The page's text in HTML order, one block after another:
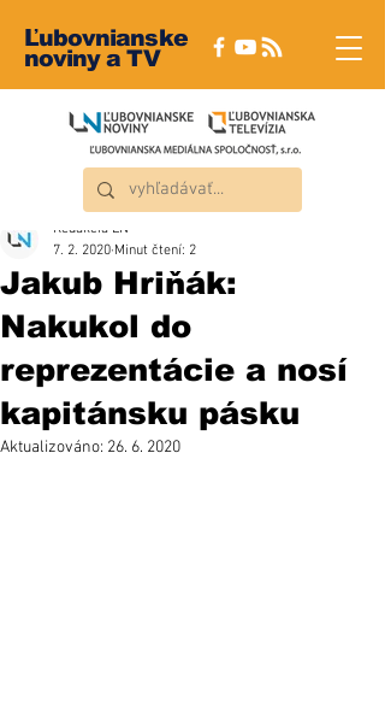
Ľubovnianske
noviny a TV
Jakub Hriňák:
Nakukol do
reprezentácie a nosí
kapitánsku pásku
Redakcia ĽN
7. 2. 2020 Minut čtení: 2
Aktualizováno: 26. 6. 2020